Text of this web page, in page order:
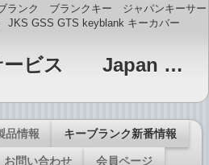
ンク ブランクキー ジャパンキーサー
GSS GTS keyblank キーカバー
ジャパンキーサービス Japan Key Service JKS GTS・GSS印 キーブランク販売
品情報 キーブランク新番情報
お問い合わせ 会員ページ